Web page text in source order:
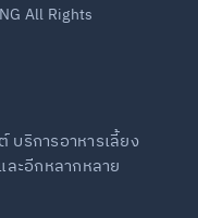
All Rights
ริการอาหารเลี้ยง
ละอีกหลากหลาย